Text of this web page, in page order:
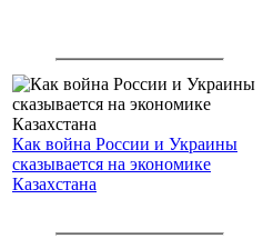
Как война России и Украины
сказывается на экономике
Казахстана